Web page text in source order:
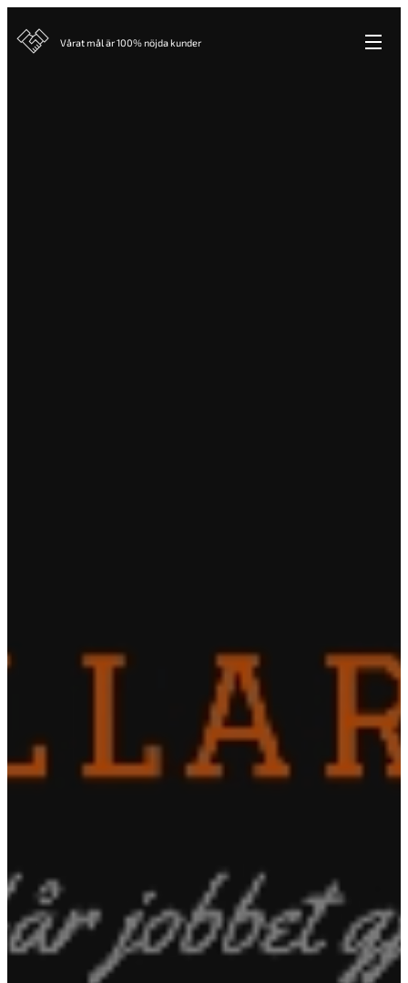
Vårat mål är 100% nöjda kunder